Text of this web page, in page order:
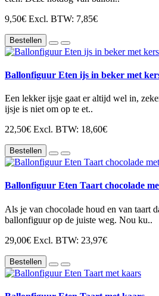
9,50€ Excl. BTW: 7,85€
Bestellen
Ballonfiguur Eten ijs in beker met
Een lekker ijsje gaat er altijd wel in,
ijsje is niet om op te et..
22,50€ Excl. BTW: 18,60€
Bestellen
Ballonfiguur Eten Taart chocolade
Als je van chocolade houd en van taart
ballonfiguur op de juiste weg. Nou ku..
29,00€ Excl. BTW: 23,97€
Bestellen